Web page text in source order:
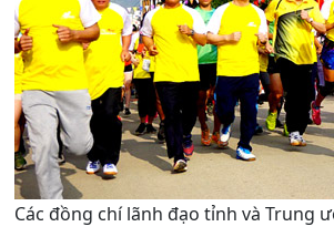
Các đồng chí lãnh đạo tỉnh và Trung